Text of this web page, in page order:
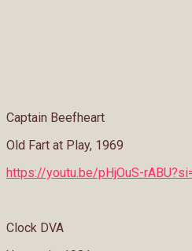
Captain Beefheart
Old Fart at Play, 1969
https://youtu.be/pHjOuS-
Clock DVA